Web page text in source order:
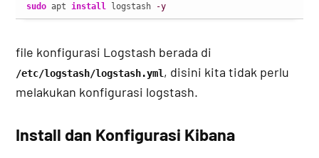
sudo apt install logstash -y
file konfigurasi Logstash berada di
/etc/logstash/logstash.yml, disini kita tidak perlu
melakukan konfigurasi logstash.
Install dan Konfigurasi Kibana